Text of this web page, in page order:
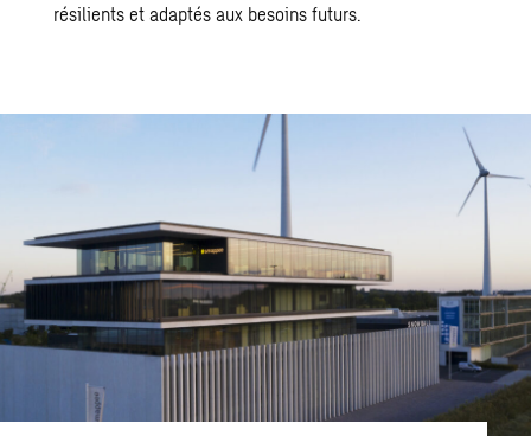
résilients et adaptés aux besoins futurs.